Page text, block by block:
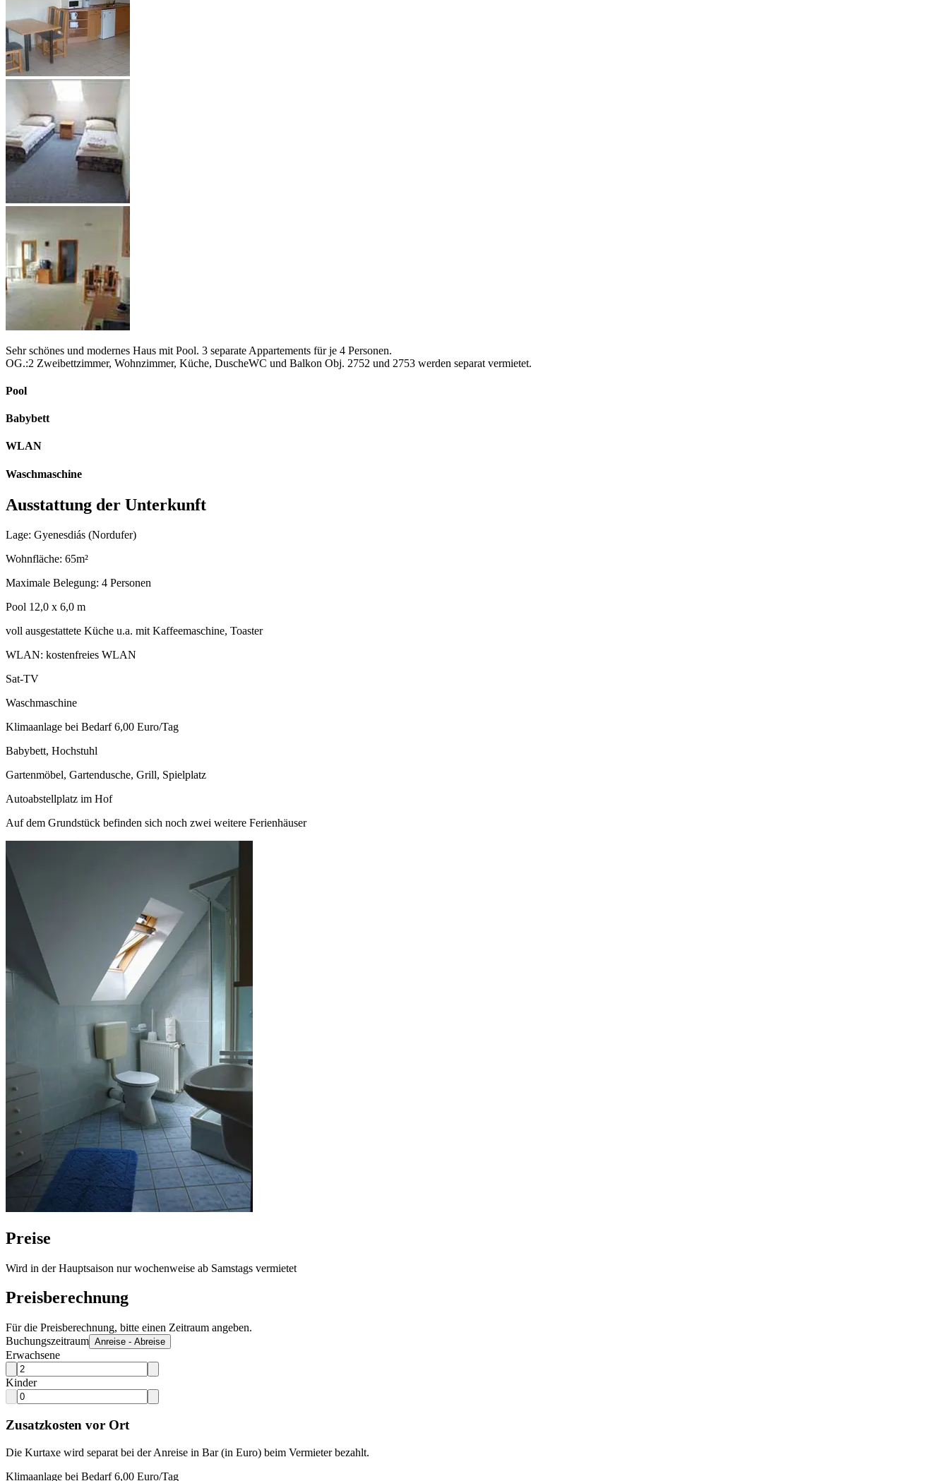
Sehr schönes und modernes Haus mit Pool. 3 separate Appartements für je 4 Personen.
OG.:2 Zweibettzimmer, Wohnzimmer, Küche, DuscheWC und Balkon Obj. 2752 und 2753 werden separat vermietet.
Pool
Babybett
WLAN
Waschmaschine
Ausstattung der Unterkunft
Lage: Gyenesdiás (Nordufer)
Wohnfläche: 65m²
Maximale Belegung: 4 Personen
Pool 12,0 x 6,0 m
voll ausgestattete Küche u.a. mit Kaffeemaschine, Toaster
WLAN: kostenfreies WLAN
Sat-TV
Waschmaschine
Klimaanlage bei Bedarf 6,00 Euro/Tag
Babybett, Hochstuhl
Gartenmöbel, Gartendusche, Grill, Spielplatz
Autoabstellplatz im Hof
Auf dem Grundstück befinden sich noch zwei weitere Ferienhäuser
Preise
Wird in der Hauptsaison nur wochenweise ab Samstags vermietet
Preisberechnung
Für die Preisberechnung, bitte einen Zeitraum angeben.
Buchungszeitraum Anreise - Abreise
Erwachsene
Kinder
Zusatzkosten vor Ort
Die Kurtaxe wird separat bei der Anreise in Bar (in Euro) beim Vermieter bezahlt.
Klimaanlage bei Bedarf 6,00 Euro/Tag